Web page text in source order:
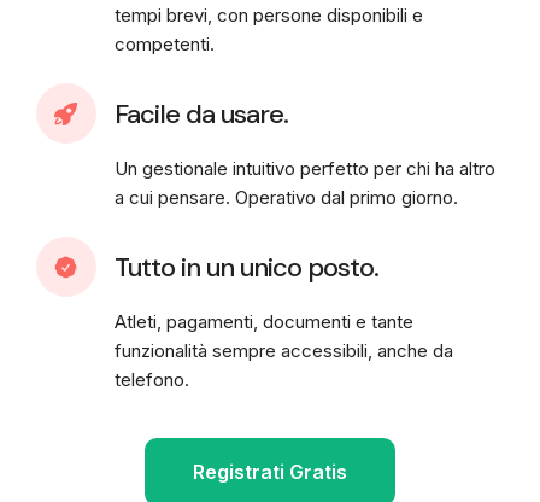
tempi brevi, con persone disponibili e
competenti.
Facile da usare.
Un gestionale intuitivo perfetto per chi ha altro
a cui pensare. Operativo dal primo giorno.
Tutto in un unico posto.
Atleti, pagamenti, documenti e tante
funzionalità sempre accessibili, anche da
telefono.
Registrati Gratis